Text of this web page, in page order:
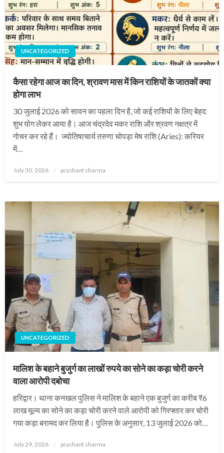
UNCATEGORIZED
कैसा रहेगा आज का दिन, श्रावण मास में किन राशियों के जातकों क्या
होगा लाभ
30 जुलाई 2026 को सावन का पहला दिन है, जो कई राशियों के लिए बेहद
शुभ योग लेकर आया है। आज चंद्रदेव मकर राशि और श्रवण नक्षत्र में
गोचर कर रहे हैं। ज्योतिषाचार्य तरुणा चोपड़ा मेष राशि (Aries): करियर
में…
Posted
July 30, 2026 prashant sharma
UNCATEGORIZED
मालिश के बहाने बुजुर्ग का लाखों रुपये का सोने का कड़ा चोरी करने
वाला आरोपी दबोचा
हरिद्वार। थाना कनखल पुलिस ने मालिश के बहाने एक बुजुर्ग का करीब ₹6
लाख मूल्य का सोने का कड़ा चोरी करने वाले आरोपी को गिरफ्तार कर चोरी
गया कड़ा बरामद कर लिया है। पुलिस के अनुसार, 13 जुलाई 2026 को…
Posted
July 29, 2026 prashant sharma